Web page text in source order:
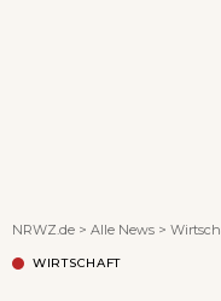
NRWZ.de > Alle News >
WIRTSCHAFT